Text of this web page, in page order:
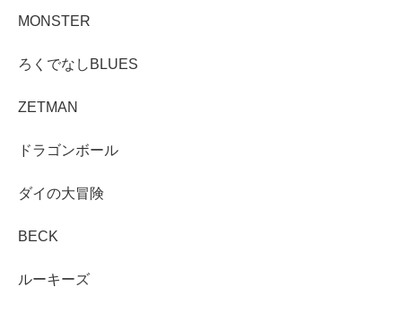
MONSTER
ろくでなしBLUES
ZETMAN
ドラゴンボール
ダイの大冒険
BECK
ルーキーズ